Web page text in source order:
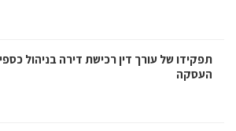
תפקידו של עורך דין רכישת דירה בניהול כספי
העסקה